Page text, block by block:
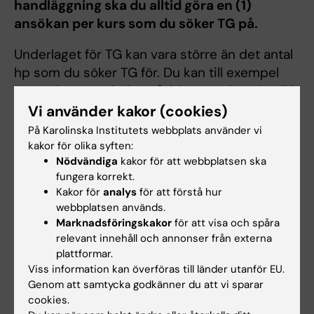
handläggning ska du alltid göra en (1)
ansökan per kurs som du söker TG på.
Underlaget för TG kan vara större än det antal
hp som du söker TG för. Du kan till exempel
använda ett underlag på 9 hp, när du söker TG
på 7,5 hp. Du kan dock aldrig beviljas TG i
större omfattning än ditt underlag.
Vad innebär ett tillgodoräknande för dina
studier?
Ett beslut om tillgodoräknande kan påverka
din studiesituation på flera sätt, se nedan.
CSN beviljar inte studiemedel
tillgodoräknade kurser.
Tidigare åberopat underlagför en
Vi använder kakor (cookies)
På Karolinska Institutets webbplats använder vi
kakor för olika syften:
Nödvändiga kakor för att webbplatsen ska
fungera korrekt.
Kakor för analys för att förstå hur
webbplatsen används.
Marknadsföringskakor för att visa och spåra
relevant innehåll och annonser från externa
plattformar.
Viss information kan överföras till länder utanför EU.
Genom att samtycka godkänner du att vi sparar
cookies.